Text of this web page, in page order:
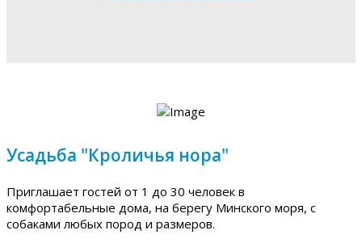
Усадьба "Кроличья нора"
Приглашает гостей от 1 до 30 человек в
комфортабельные дома, на берегу Минского моря, с
собаками любых пород и размеров.